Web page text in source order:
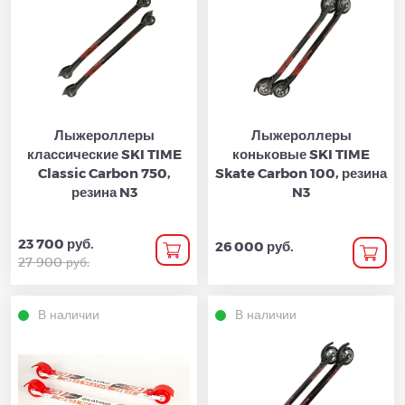
Лыжероллеры
классические SKI TIME
Classic Carbon 750,
резина N3
23 700 руб.
27 900 руб.
Лыжероллеры
коньковые SKI TIME
Skate Carbon 100, резина
N3
26 000 руб.
В наличии В наличии